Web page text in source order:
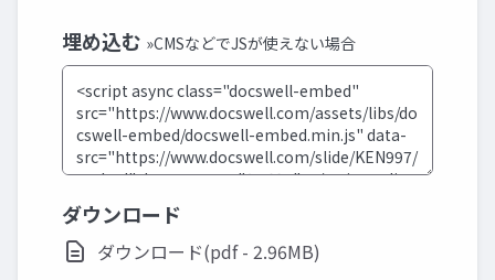
埋め込む »CMSなどでJSが使えない場合
ダウンロード
ダウンロード(pdf - 2.96MB)